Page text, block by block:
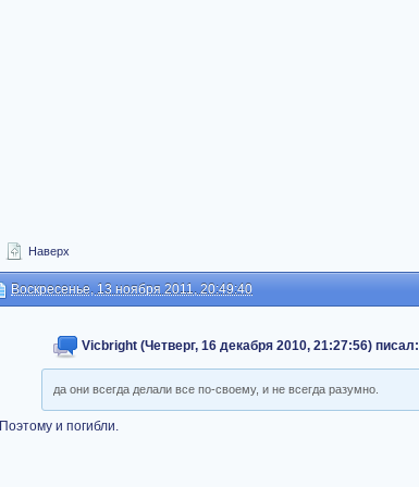
Наверх
Воскресенье, 13 ноября 2011, 20:49:40
Vicbright (Четверг, 16 декабря 2010, 21:27:56) писал:
да они всегда делали все по-своему, и не всегда разумно.
Поэтому и погибли.